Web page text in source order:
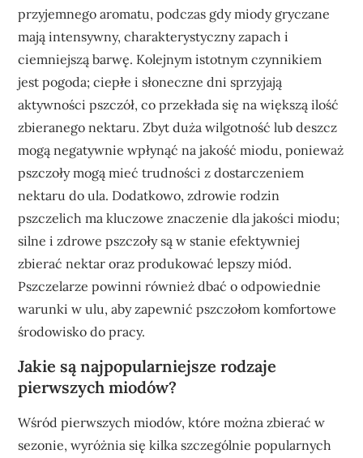
przyjemnego aromatu, podczas gdy miody gryczane
mają intensywny, charakterystyczny zapach i
ciemniejszą barwę. Kolejnym istotnym czynnikiem
jest pogoda; ciepłe i słoneczne dni sprzyjają
aktywności pszczół, co przekłada się na większą ilość
zbieranego nektaru. Zbyt duża wilgotność lub deszcz
mogą negatywnie wpłynąć na jakość miodu, ponieważ
pszczoły mogą mieć trudności z dostarczeniem
nektaru do ula. Dodatkowo, zdrowie rodzin
pszczelich ma kluczowe znaczenie dla jakości miodu;
silne i zdrowe pszczoły są w stanie efektywniej
zbierać nektar oraz produkować lepszy miód.
Pszczelarze powinni również dbać o odpowiednie
warunki w ulu, aby zapewnić pszczołom komfortowe
środowisko do pracy.
Jakie są najpopularniejsze rodzaje
pierwszych miodów?
Wśród pierwszych miodów, które można zbierać w
sezonie, wyróżnia się kilka szczególnie popularnych